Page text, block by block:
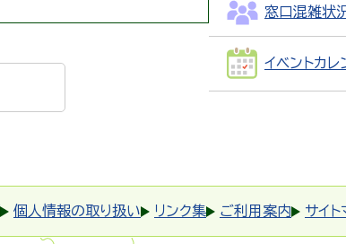
窓口混雑状
イベントカレ
個人情報の取り扱い リンク集 ご利用案内 サイ